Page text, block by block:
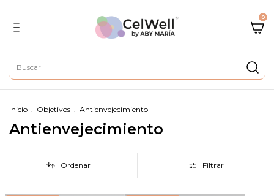
0
Inicio . Objetivos . Antienvejecimiento
Antienvejecimiento
Ordenar Filtrar